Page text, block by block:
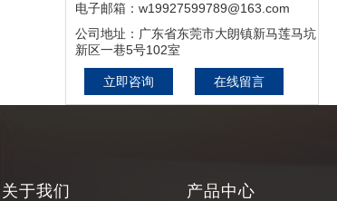
电子邮箱：w19927599789@163.com
公司地址：广东省东莞市大朗镇新马莲马坑
新区一巷5号102室
立即咨询 在线留言
关于我们 产品中心